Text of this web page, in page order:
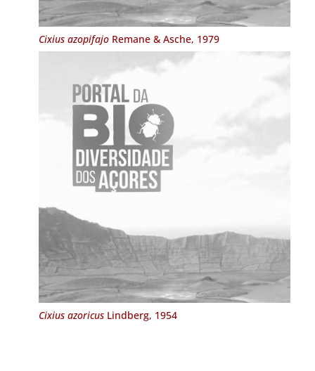
Cixius azopifajoRemane & Asche, 1979
Cixius azoricusLindberg, 1954